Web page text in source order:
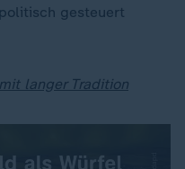
gesteuert
langer Tradition